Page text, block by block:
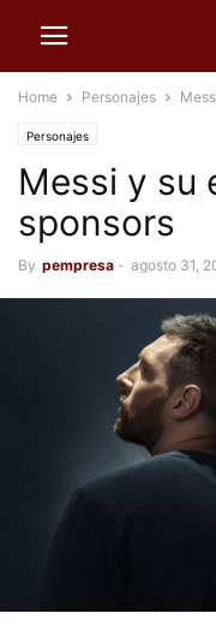
Home Personajes
Personajes
Messi y su
sponsors
By pempresa - agosto 31,